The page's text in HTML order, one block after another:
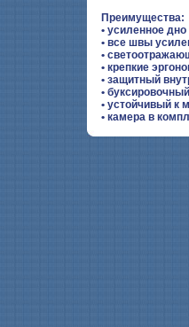
Преимущества:
• усиленное дно
• все швы
•
• крепкие
• защитный
•
• устойчивый к
• камера в